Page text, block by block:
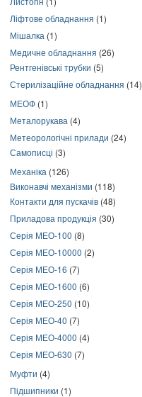
Ліфтове обладнання (1)
Мішалка (1)
Медичне обладнання (26)
Рентгенівські трубки (5)
Стерилізаційне обладнання (14)
МЕОФ (1)
Металорукава (4)
Метеорологічні прилади (24)
Самописці (3)
Механіка (126)
Виконавчі механізми (118)
Контакти для пускачів (48)
Приладова продукція (30)
Серія МЕО-100 (8)
Серія МЕО-10000 (2)
Серія МЕО-16 (7)
Серія МЕО-1600 (6)
Серія МЕО-250 (10)
Серія МЕО-40 (7)
Серія МЕО-4000 (4)
Серія МЕО-630 (7)
Муфти (4)
Підшипники (1)